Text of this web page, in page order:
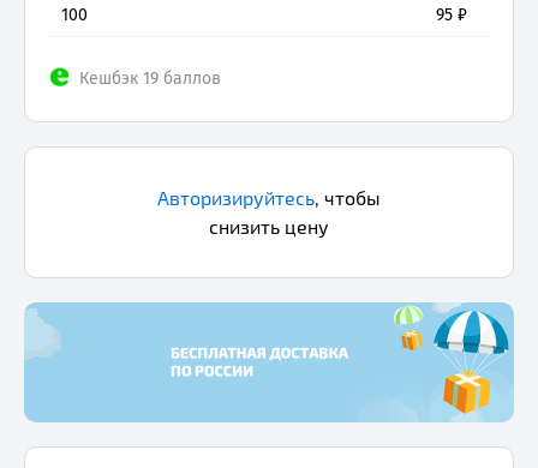
100 95 ₽
Кешбэк 19 баллов
Авторизируйтесь, чтобы
снизить цену